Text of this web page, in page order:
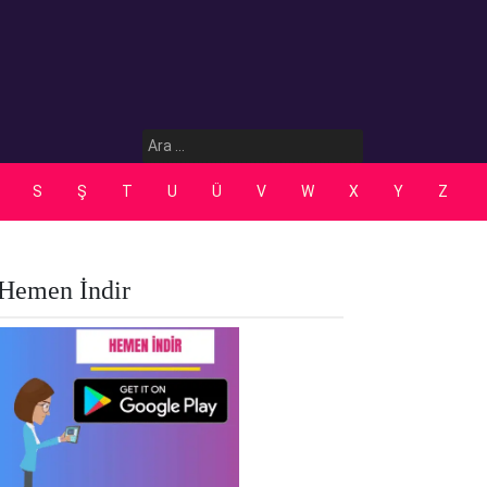
Arama:
S Ş T U Ü V W X Y Z
İndir